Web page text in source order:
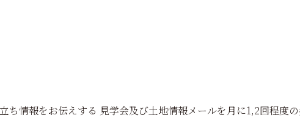
情報をお伝えする 見学会及び土地情報メールを月に1,2回程度